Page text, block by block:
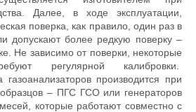
Далее, в ходе эксплуатации,
поверка, как правило, один раз в
допускают более редкую поверку –
Не зависимо от поверки, некоторые
регулярной калибровки.
производится при
– ПГС ГСО или генераторов
которые работают совместно с